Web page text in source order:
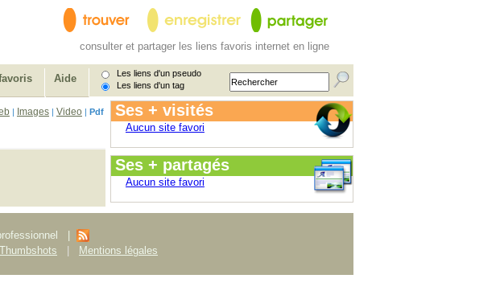
consulter et partager les liens favoris internet en ligne
Aide
Les liens d'un pseudo
Les liens d'un tag
| Images | Video | Pdf Ses + visités
Aucun site favori
Ses + partagés
Aucun site favori
Mentions légales